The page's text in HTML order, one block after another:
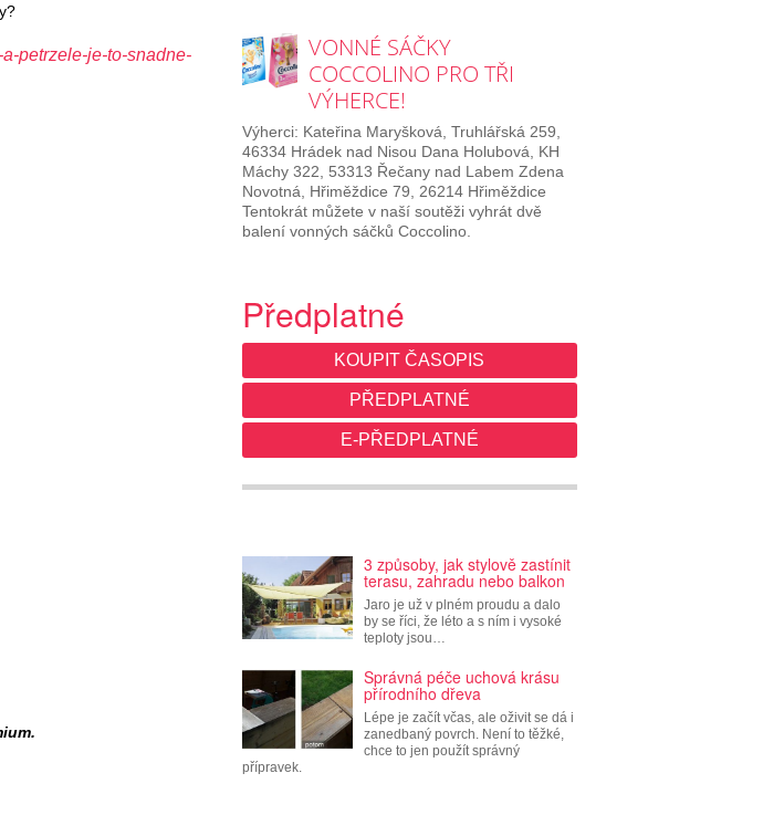
petrzele-je-to-snadne-
.
VONNÉ SÁČKY
COCCOLINO PRO TŘI
VÝHERCE!
Výherci: Kateřina Maryšková, Truhlářská 259,
46334 Hrádek nad Nisou Dana Holubová, KH
Máchy 322, 53313 Řečany nad Labem Zdena
Novotná, Hřiměždice 79, 26214 Hřiměždice
Tentokrát můžete v naší soutěži vyhrát dvě
balení vonných sáčků Coccolino.
Předplatné
KOUPIT ČASOPIS
PŘEDPLATNÉ
E-PŘEDPLATNÉ
3 způsoby, jak stylově zastínit
terasu, zahradu nebo balkon
Jaro je už v plném proudu a dalo
by se říci, že léto a s ním i vysoké
teploty jsou…
Správná péče uchová krásu
přírodního dřeva
Lépe je začít včas, ale oživit se dá i
zanedbaný povrch. Není to těžké,
chce to jen použít správný
přípravek.